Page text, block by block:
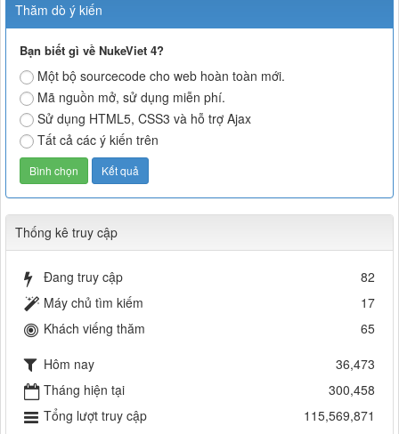
Thăm dò ý kiến
Bạn biết gì về NukeViet 4?
Một bộ sourcecode cho web hoàn toàn mới.
Mã nguồn mở, sử dụng miễn phí.
Sử dụng HTML5, CSS3 và hỗ trợ Ajax
Tất cả các ý kiến trên
Thống kê truy cập
Đang truy cập
82
Máy chủ tìm kiếm
17
Khách viếng thăm
65
Hôm nay
36,473
Tháng hiện tại
300,458
Tổng lượt truy cập
115,569,871